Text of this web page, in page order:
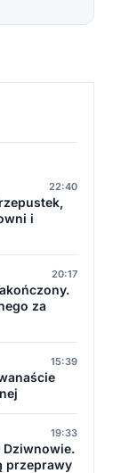
22:40
i
20:17
za
15:39
19:33
Dziwnowie.
przeprawy